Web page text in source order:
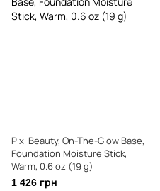
Pixi Beauty, On-The-Glow Base,
Foundation Moisture Stick,
Warm, 0.6 oz (19 g)
1 426 грн